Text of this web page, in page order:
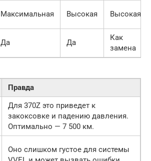
Максимальная Высокая Высокая
Да Да
Как
замена
Правда
Для 370Z это приведет к
закоксовке и падению давления.
Оптимально — 7 500 км.
Оно слишком густое для системы